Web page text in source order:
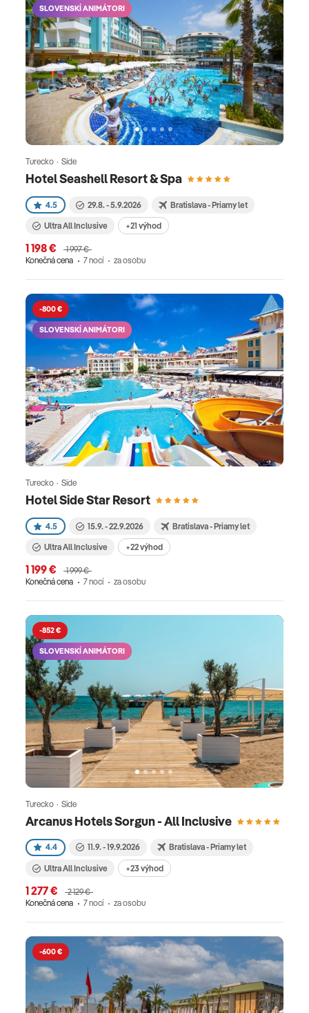
SLOVENSKÍ ANIMÁTORI
Hotel Seashell Resort & Spa
Turecko · Side
4.5 29.8. - 5.9.2026 Bratislava - Priamy let
Ultra All Inclusive +21 výhod
1 198 €
1 997 €
Konečná cena
7 nocí za osobu
-800 €
SLOVENSKÍ ANIMÁTORI
Hotel Side Star Resort
Turecko · Side
4.5 15.9. - 22.9.2026 Bratislava - Priamy let
Ultra All Inclusive +22 výhod
1 199 €
1 999 €
Konečná cena
7 nocí za osobu
-852 €
SLOVENSKÍ ANIMÁTORI
Arcanus Hotels Sorgun - All Inclusive
Turecko · Side
4.4 11.9. - 19.9.2026 Bratislava - Priamy let
Ultra All Inclusive +23 výhod
1 277 €
2 129 €
Konečná cena
7 nocí za osobu
-600 €